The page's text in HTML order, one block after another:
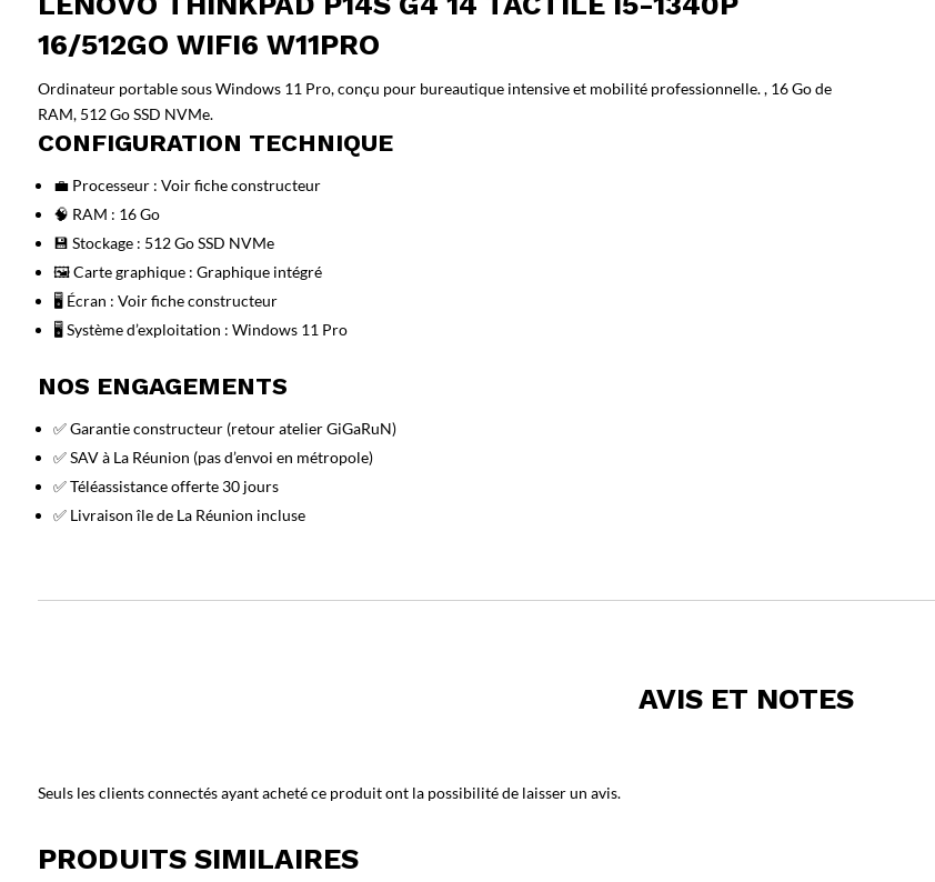
16/512GO WIFI6 W11PRO
Ordinateur portable sous Windows 11 Pro, conçu pour bureautique intensive et mobilité professionnelle. , 16 Go de
RAM, 512 Go SSD NVMe.
CONFIGURATION TECHNIQUE
💼 Processeur : Voir fiche constructeur
🧠 RAM : 16 Go
💾 Stockage : 512 Go SSD NVMe
🖼️ Carte graphique : Graphique intégré
🖥️ Écran : Voir fiche constructeur
🖥️ Système d’exploitation : Windows 11 Pro
NOS ENGAGEMENTS
✅ Garantie constructeur (retour atelier GiGaRuN)
✅ SAV à La Réunion (pas d’envoi en métropole)
✅ Téléassistance offerte 30 jours
✅ Livraison île de La Réunion incluse
AVIS ET NOTES
Seuls les clients connectés ayant acheté ce produit ont la possibilité de laisser un avis.
PRODUITS SIMILAIRES